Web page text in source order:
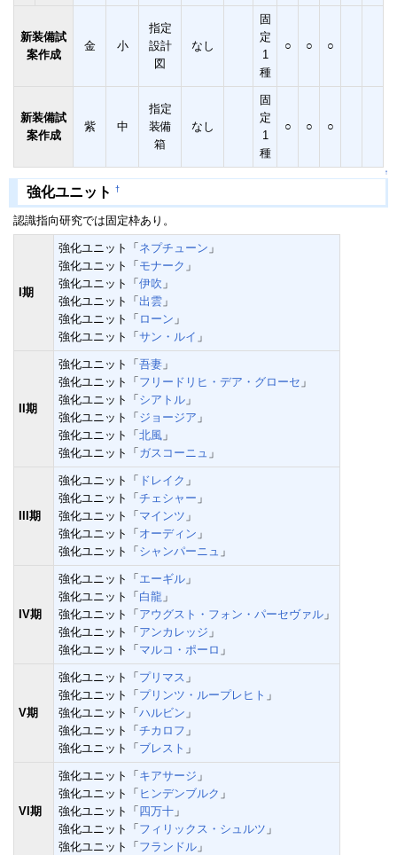
新装備試
案作成
金 小
指定
設計
図
なし
固
定
1
種
○ ○ ○
新装備試
案作成
紫 中
指定
装備
箱
なし
固
定
1
種
○ ○ ○
↑
強化ユニット †
認識指向研究では固定枠あり。
I期
強化ユニット「 ネプチューン 」
強化ユニット「 モナーク 」
強化ユニット「 伊吹 」
強化ユニット「 出雲 」
強化ユニット「 ローン 」
強化ユニット「 サン・ルイ 」
II期
強化ユニット「 吾妻 」
強化ユニット「 フリードリヒ・デア・グローセ 」
強化ユニット「 シアトル 」
強化ユニット「 ジョージア 」
強化ユニット「 北風 」
強化ユニット「 ガスコーニュ 」
III期
強化ユニット「 ドレイク 」
強化ユニット「 チェシャー 」
強化ユニット「 マインツ 」
強化ユニット「 オーディン 」
強化ユニット「 シャンパーニュ 」
IV期
強化ユニット「 エーギル 」
強化ユニット「 白龍 」
強化ユニット「 アウグスト・フォン・パーセヴァル 」
強化ユニット「 アンカレッジ 」
強化ユニット「 マルコ・ポーロ 」
V期
強化ユニット「 プリマス 」
強化ユニット「 プリンツ・ループレヒト 」
強化ユニット「 ハルビン 」
強化ユニット「 チカロフ 」
強化ユニット「 ブレスト 」
VI期
強化ユニット「 キアサージ 」
強化ユニット「 ヒンデンブルク 」
強化ユニット「 四万十 」
強化ユニット「 フィリックス・シュルツ 」
強化ユニット「 フランドル 」